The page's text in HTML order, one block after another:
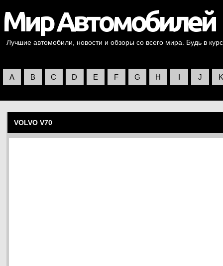
Лучшие автомобили, новости и обзоры со всего мира. Будь в
A B C D E F G H I J K
VOLVO V70